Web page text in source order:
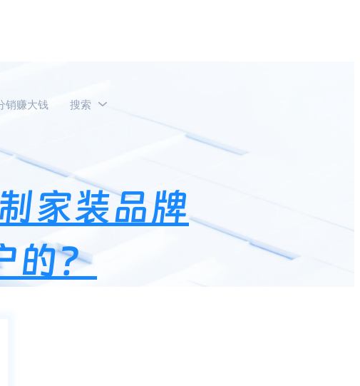
销赚大钱 搜索
私域是如何引流2000W用户的？
家装品牌
的？